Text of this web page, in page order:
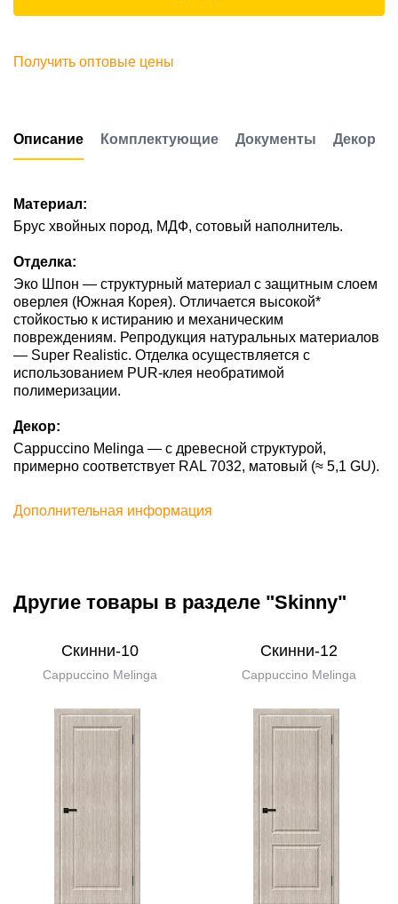
Получить оптовые цены
Описание Комплектующие Документы Декор
Материал:
Брус хвойных пород, МДФ, сотовый наполнитель.
Отделка:
Эко Шпон — структурный материал с защитным слоем
оверлея (Южная Корея). Отличается высокой*
стойкостью к истиранию и механическим
повреждениям. Репродукция натуральных материалов
— Super Realistic. Отделка осуществляется с
использованием PUR-клея необратимой
полимеризации.
Декор:
Cappuccino Melinga — с древесной структурой,
примерно соответствует RAL 7032, матовый (≈ 5,1 GU).
Дополнительная информация
Другие товары в разделе "Skinny"
Скинни-10
Cappuccino Melinga
Скинни-12
Cappuccino Melinga